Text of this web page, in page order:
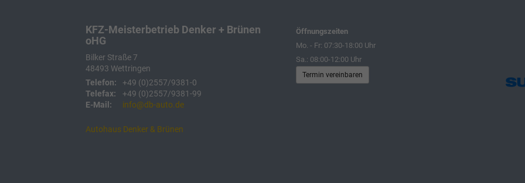
KFZ-Meisterbetrieb Denker + Brünen
oHG
Bilker Straße 7
48493 Wettringen
Telefon:
+49 (0)2557/9381-0
Telefax:
+49 (0)2557/9381-99
E-Mail:
info@db-auto.de
Öffnungszeiten
Mo. - Fr: 07:30-18:00 Uhr
Sa.: 08:00-12:00 Uhr
Termin vereinbaren
Autohaus Denker & Brünen